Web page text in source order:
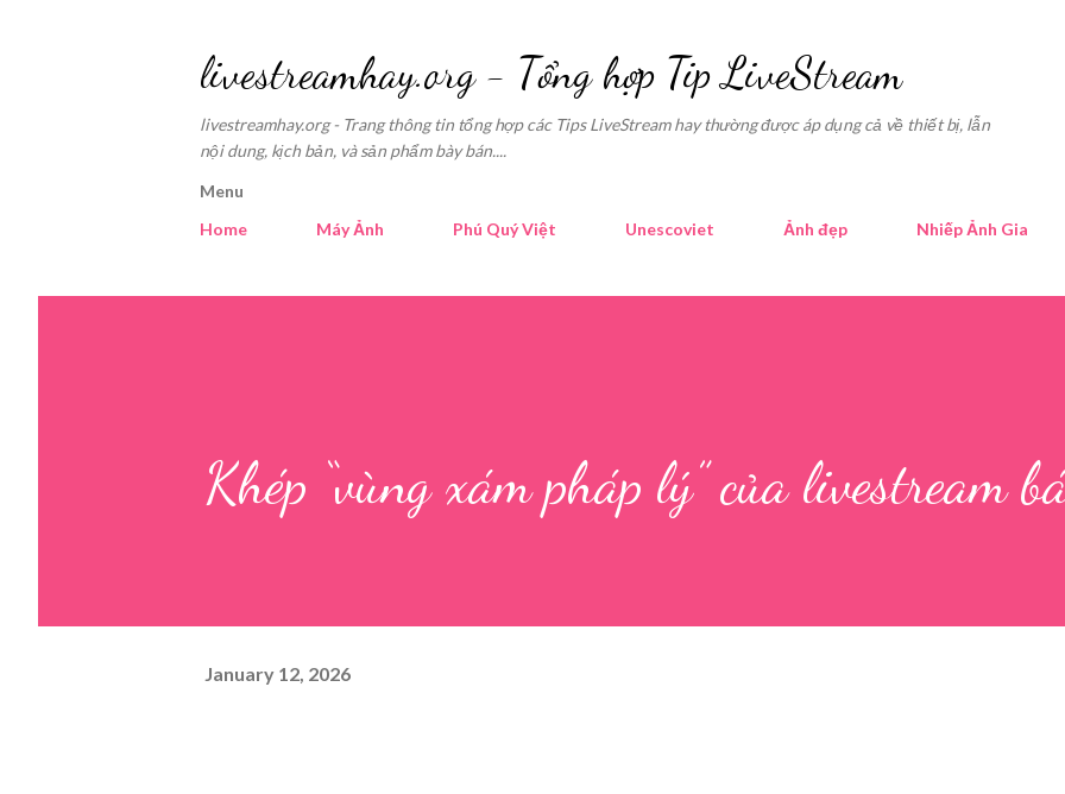
livestreamhay.org - Tổng hợp Tip LiveStream
livestreamhay.org - Trang thông tin tổng hợp các Tips LiveStream hay thường được áp dụng cả về thiết bị, lẫn
nội dung, kịch bản, và sản phẩm bày bán....
Menu
Home
Máy Ảnh Phú Quý Việt Unescoviet Ảnh đẹp Nhiếp Ảnh Gia
Khép “vùng xám pháp lý” của livestream
January 12, 2026